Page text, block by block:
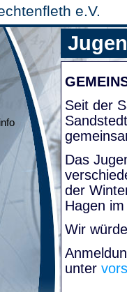
e.V.
Seit der
Das
der
Hagen
Wir
unter